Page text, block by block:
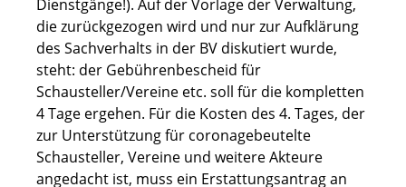
Dienstgänge!). Auf der Vorlage der Verwaltung,
die zurückgezogen wird und nur zur Aufklärung
des Sachverhalts in der BV diskutiert wurde,
steht: der Gebührenbescheid für
Schausteller/Vereine etc. soll für die kompletten
4 Tage ergehen. Für die Kosten des 4. Tages, der
zur Unterstützung für coronagebeutelte
Schausteller, Vereine und weitere Akteure
angedacht ist, muss ein Erstattungsantrag an